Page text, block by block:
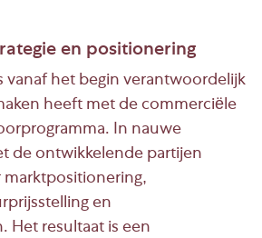
en positionering
vanaf het begin verantwoordelijk
heeft met de commerciële
In nauwe
de ontwikkelende partijen
marktpositionering,
en
Het resultaat is een